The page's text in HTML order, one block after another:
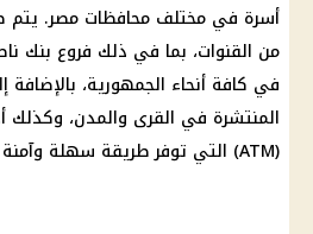
أسرة في مختلف محافظات مصر. يتم
من القنوات، بما في ذلك فروع بنك
في كافة أنحاء الجمهورية، بالإضافة
المنتشرة في القرى والمدن، وكذلك
(ATM) التي توفر طريقة سهلة وآمنة لصرف الدعم.